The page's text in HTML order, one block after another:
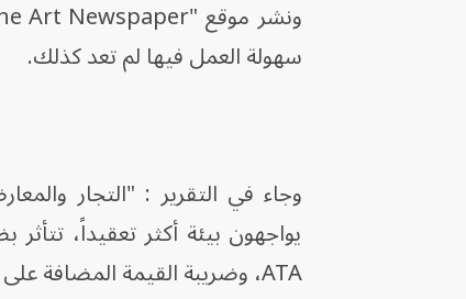
سهولة العمل فيها لم تعد كذلك.
وجاء في التقرير : "التجار
يواجهون بيئة أكثر تعقيداً،
ATA، وضريبة القيمة المضافة على الواردات".